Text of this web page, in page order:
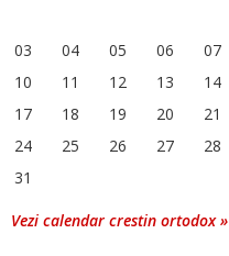
03
04 05 06 07
10
11 12 13 14
17
18 19 20 21
24
25 26 27 28
31
Vezi calendar crestin ortodox »